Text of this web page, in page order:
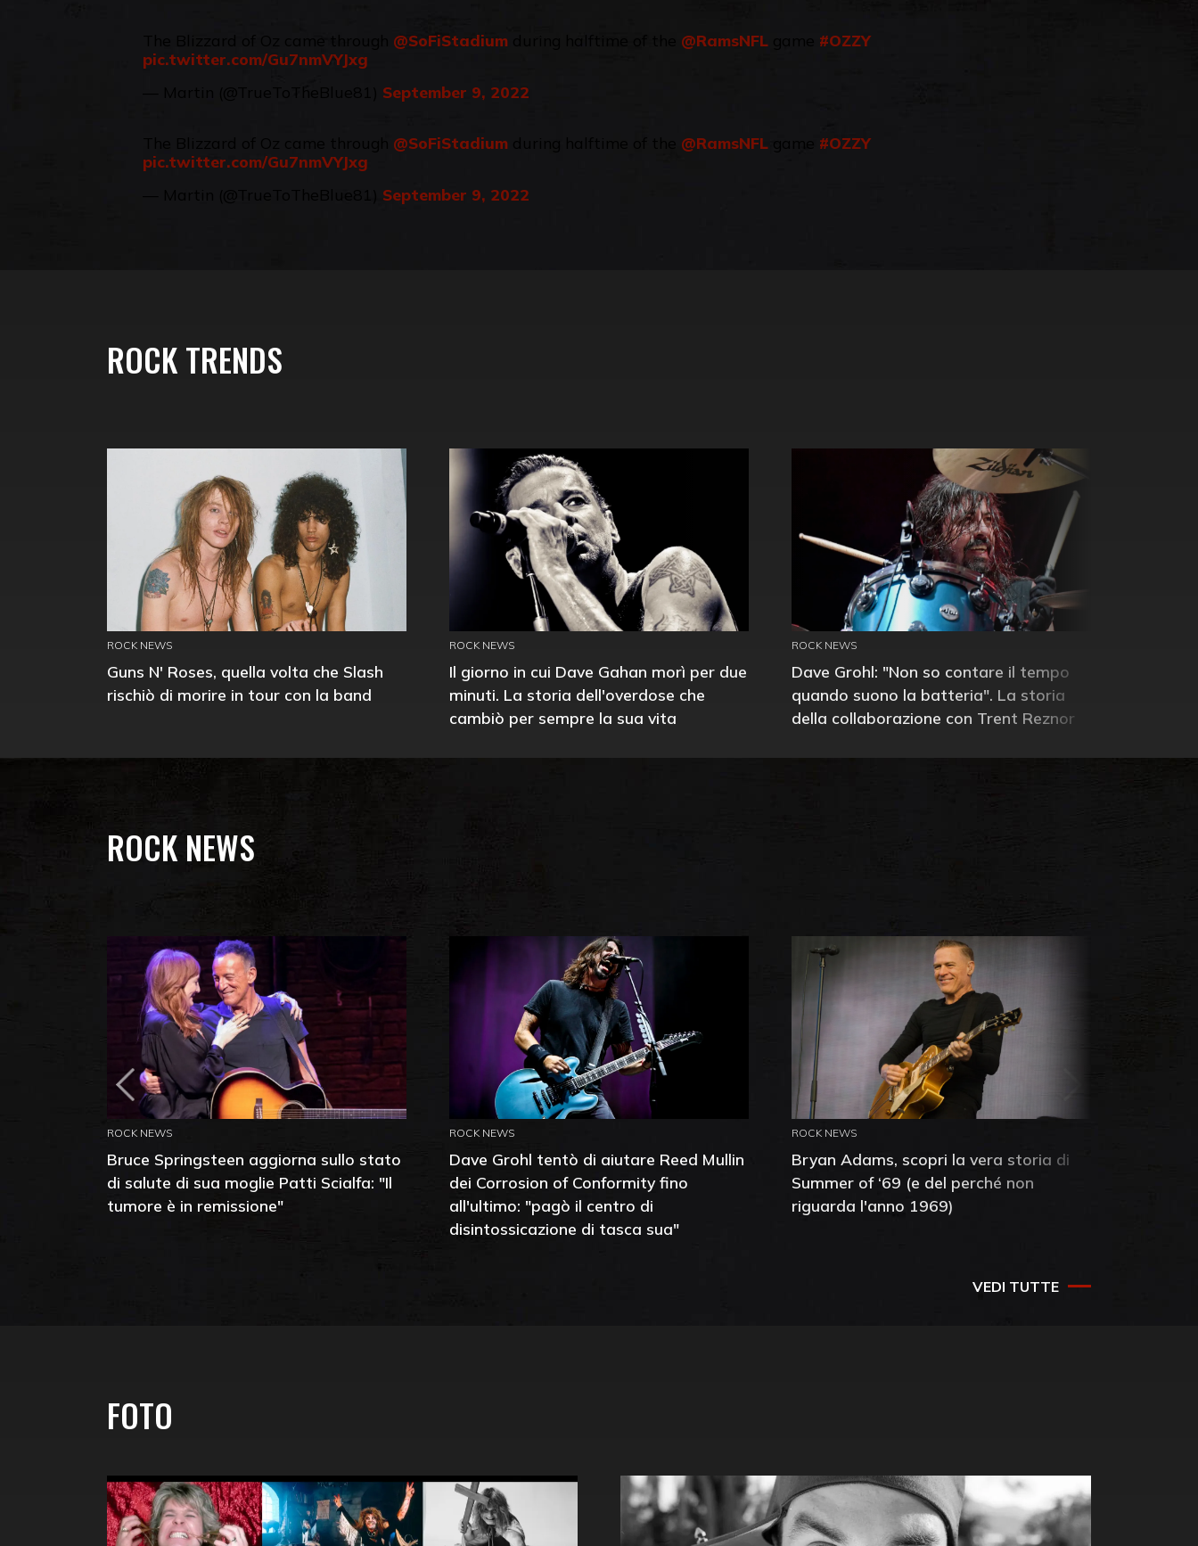
@SoFiStadium @RamsNFL
#OZZY
pic.twitter.com/Gu7nmVYJxg
— Martin (@TrueToTheBlue81) September 9, 2022
@SoFiStadium @RamsNFL
#OZZY
pic.twitter.com/Gu7nmVYJxg
September 9, 2022
ROCK TRENDS
ROCK NEWS
Guns N' Roses, quella volta che Slash
rischiò di morire in tour con la band
ROCK NEWS
Il giorno in cui Dave Gahan morì per due
minuti. La storia dell'overdose che
cambiò per sempre la sua vita
ROCK NEWS
Dave Grohl: "Non so contare il tempo
quando suono la batteria". La storia
della collaborazione con Trent Reznor
ROCK NEWS
ROCK NEWS
Bruce Springsteen aggiorna sullo stato
di salute di sua moglie Patti Scialfa: "Il
tumore è in remissione"
ROCK NEWS
Dave Grohl tentò di aiutare Reed Mullin
dei Corrosion of Conformity fino
all'ultimo: "pagò il centro di
disintossicazione di tasca sua"
ROCK NEWS
Bryan Adams, scopri la vera storia di
Summer of ‘69 (e del perché non
riguarda l'anno 1969)
VEDI TUTTE
FOTO